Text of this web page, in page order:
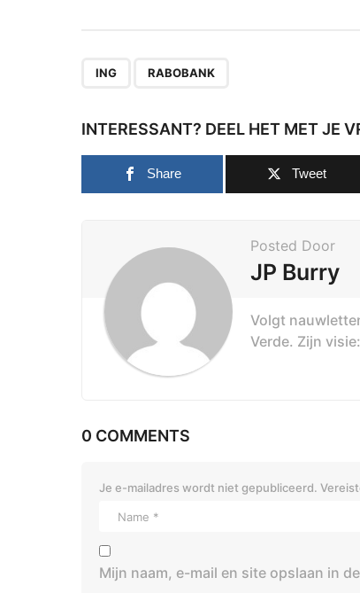
ING RABOBANK
INTERESSANT? DEEL HET MET JE
Share Tweet
Posted Door
JP Burry
Volgt
Verde. Zijn
0 COMMENTS
Je e-mailadres wordt niet gepubliceerd.
Mijn naam, e-mail en site opslaan in